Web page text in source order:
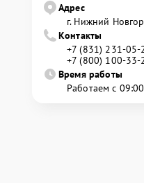
Адрес
г. Нижний
Контакты
+7 (831) 231-05-
+7 (800) 100-33-
Время работы
Работаем с